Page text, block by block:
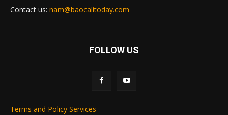
Contact us: nam@baocalitoday.com
FOLLOW US
Terms and Policy Services